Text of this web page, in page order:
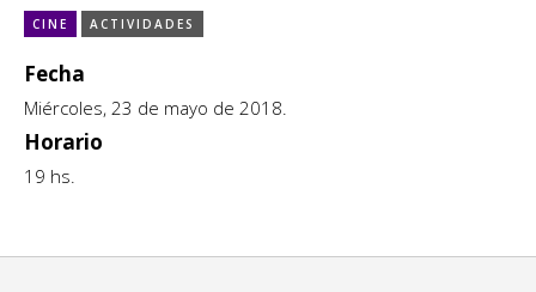
CCE en el interior/libros
Espacio itinerante de lectura infantil
Escénicas
Exposiciones
Formación
Género y Diversidad
Letras
CINE ACTIVIDADES
Fecha
Miércoles, 23 de mayo de 2018.
Horario
19 hs.